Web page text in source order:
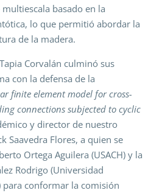
basado en la
lo que permitió abordar la
de la madera.
Corvalán culminó sus
con la defensa de la
finite element model for cross-
connections subjected to cyclic
y director de nuestro
Saavedra Flores, a quien se
Ortega Aguilera (USACH) y la
Rodrigo (Universidad
para conformar la comisión